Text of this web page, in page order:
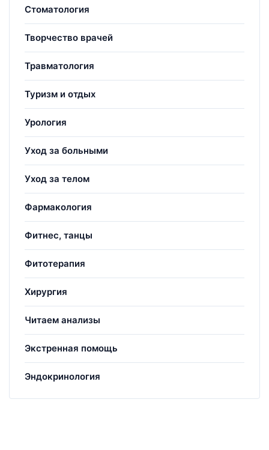
Стоматология
Творчество врачей
Травматология
Туризм и отдых
Урология
Уход за больными
Уход за телом
Фармакология
Фитнес, танцы
Фитотерапия
Хирургия
Читаем анализы
Экстренная помощь
Эндокринология